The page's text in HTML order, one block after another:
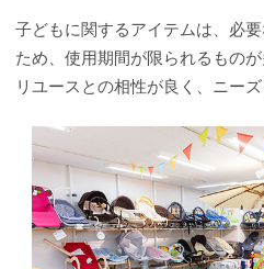
子どもに関するアイテムは、必
ため、使用期間が限られるもの
リユースとの相性が良く、ニーズ